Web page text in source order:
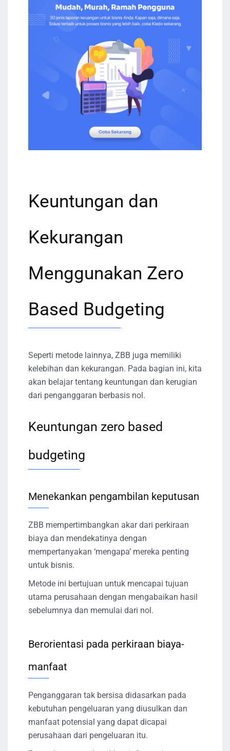
Keuntungan dan
Kekurangan
Menggunakan Zero
Based Budgeting
Seperti metode lainnya, ZBB juga memiliki
kelebihan dan kekurangan. Pada bagian ini, kita
akan belajar tentang keuntungan dan kerugian
dari penganggaran berbasis nol.
Keuntungan zero based
budgeting
Menekankan pengambilan keputusan
ZBB mempertimbangkan akar dari perkiraan
biaya dan mendekatinya dengan
mempertanyakan ‘mengapa’ mereka penting
untuk bisnis.
Metode ini bertujuan untuk mencapai tujuan
utama perusahaan dengan mengabaikan hasil
sebelumnya dan memulai dari nol.
Berorientasi pada perkiraan biaya-
manfaat
Penganggaran tak bersisa didasarkan pada
kebutuhan pengeluaran yang diusulkan dan
manfaat potensial yang dapat dicapai
perusahaan dari pengeluaran itu.